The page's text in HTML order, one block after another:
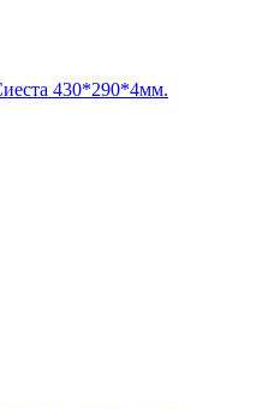
430*290*4мм.